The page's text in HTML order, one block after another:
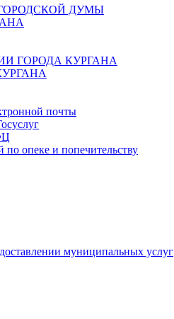
ДУМЫ
ГОРОДА КУРГАНА
почты
опеке и попечительству
муниципальных услуг